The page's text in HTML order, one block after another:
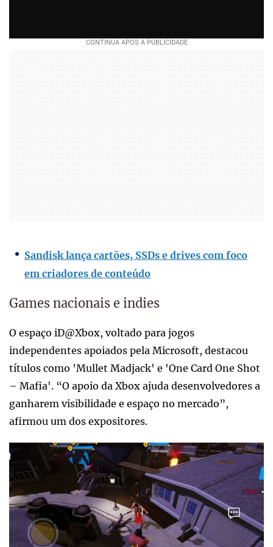
Sandisk lança cartões, SSDs e drives com foco
em criadores de conteúdo
Games nacionais e indies
O espaço iD@Xbox, voltado para jogos
independentes apoiados pela Microsoft, destacou
títulos como 'Mullet Madjack' e 'One Card One Shot
– Mafia'. “O apoio da Xbox ajuda desenvolvedores a
ganharem visibilidade e espaço no mercado”,
afirmou um dos expositores.